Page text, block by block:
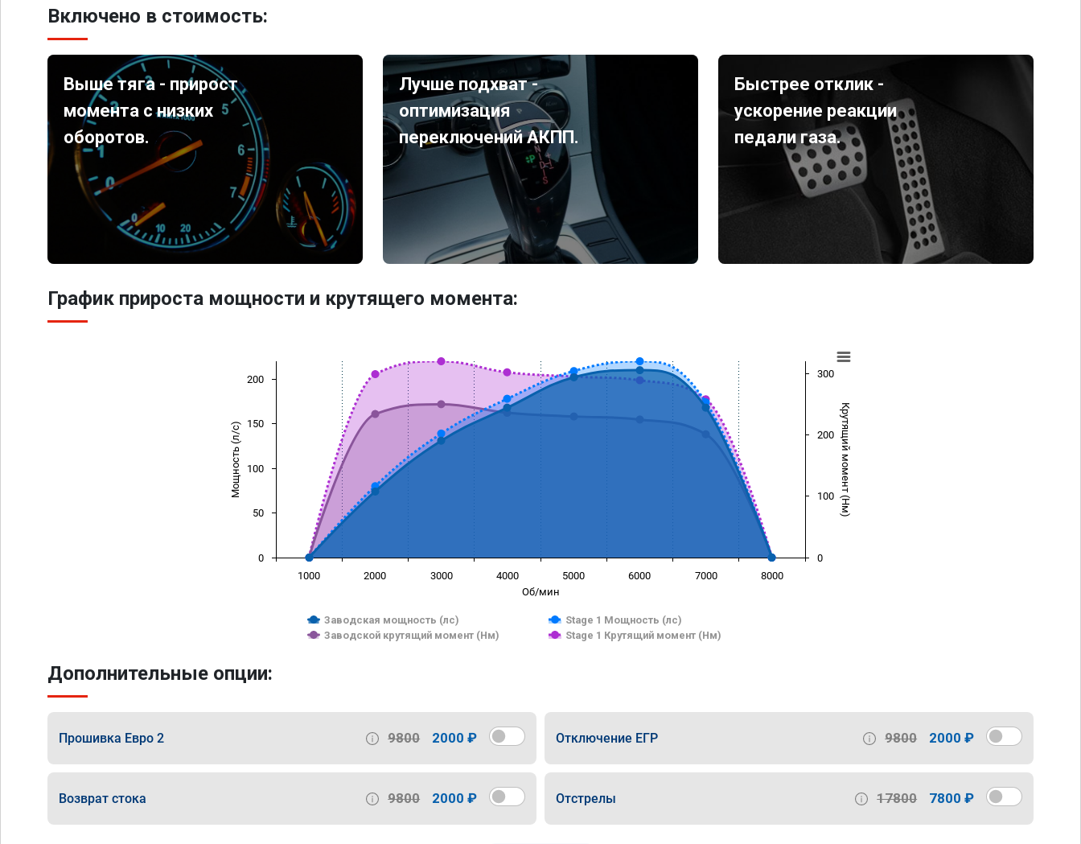
Включено в стоимость:
Выше тяга - прирост
момента с низких
оборотов.
Лучше подхват -
оптимизация
переключений АКПП.
Быстрее отклик -
ускорение реакции
педали газа.
График прироста мощности и крутящего момента:
Об/мин
Мощность (л/с) Крутящий момент (Нм)
Заводская мощность (лс)
Stage 1 Мощность (лс)
Заводской крутящий момент (Нм)
Stage 1 Крутящий момент (Нм)
1000 2000 3000 4000 5000 6000 7000 8000
0
50
100
150
200
0
100
200
300
Дополнительные опции:
Прошивка Евро 2 9800 2000 ₽ Отключение ЕГР 9800 2000 ₽
Возврат стока 9800 2000 ₽ Отстрелы 17800 7800 ₽